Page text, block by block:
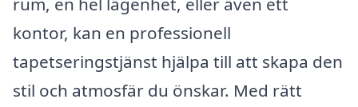
kontor, kan en professionell
tapetseringstjänst hjälpa till att skapa den
stil och atmosfär du önskar. Med rätt